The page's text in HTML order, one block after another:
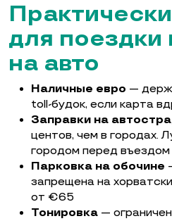
для поездки
на авто
Наличные евро —
toll-будок, если карта
Заправки на
центов, чем в городах.
городом перед въездом
Парковка на обочине
запрещена на
от €65
Тонировка —